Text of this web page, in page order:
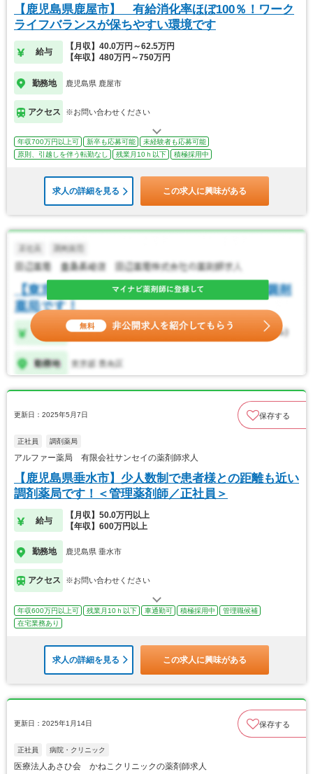
【鹿児島県鹿屋市】 有給消化率ほぼ100％！ワーク
ライフバランスが保ちやすい環境です
給与
【月収】40.0万円～62.5万円
【年収】480万円～750万円
勤務地 鹿児島県 鹿屋市
アクセス ※お問い合わせください
年収700万円以上可 新卒も応募可能
未経験者も応募可能
原則、引越しを伴う転勤なし
残業月10ｈ以下 積極採用中
求人の詳細を見る この求人に興味がある
更新日：2025年5月7日 保存する
正社員 調剤薬局
アルファー薬局 有限会社サンセイの薬剤師求人
【鹿児島県垂水市】少人数制で患者様との距離も近い
調剤薬局です！＜管理薬剤師／正社員＞
給与
【月収】50.0万円以上
【年収】600万円以上
勤務地 鹿児島県 垂水市
アクセス ※お問い合わせください
年収600万円以上可 残業月10ｈ以下 車通勤可 積極採用中
管理職候補
在宅業務あり
求人の詳細を見る この求人に興味がある
更新日：2025年1月14日 保存する
正社員 病院・クリニック
医療法人あさひ会 かねこクリニックの薬剤師求人